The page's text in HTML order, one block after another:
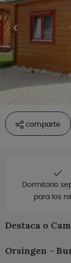
comparte
Dormitorio
para los
Destaca o
Orsingen -